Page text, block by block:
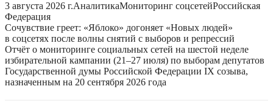
3 августа 2026 г.АналитикаМониторинг соцсетейРоссийская
Федерация
Сочувствие греет: «Яблоко» догоняет «Новых людей»
в соцсетях после волны снятий с выборов и репрессий
Отчёт о мониторинге социальных сетей на шестой неделе
избирательной кампании (21–27 июля) по выборам депутатов
Государственной думы Российской Федерации IX созыва,
назначенным на 20 сентября 2026 года